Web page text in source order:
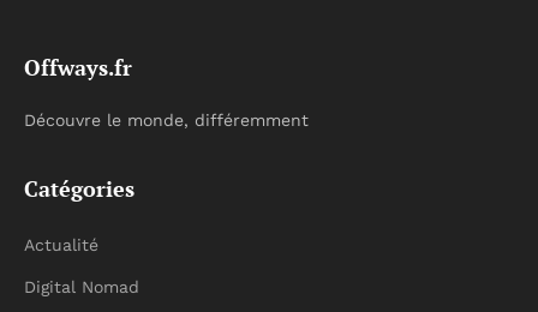
Offways.fr
Découvre le monde, différemment
Catégories
Actualité
Digital Nomad